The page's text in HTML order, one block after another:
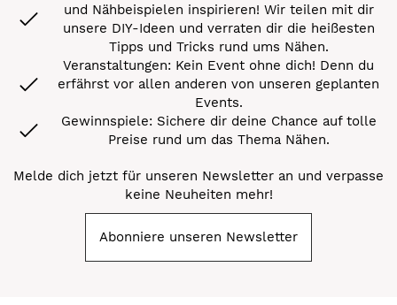
und Nähbeispielen inspirieren! Wir teilen mit dir
unsere DIY-Ideen und verraten dir die heißesten
Tipps und Tricks rund ums Nähen.
Veranstaltungen: Kein Event ohne dich! Denn du
erfährst vor allen anderen von unseren geplanten
Events.
Gewinnspiele: Sichere dir deine Chance auf tolle
Preise rund um das Thema Nähen.
Melde dich jetzt für unseren Newsletter an und verpasse
keine Neuheiten mehr!
Abonniere unseren Newsletter